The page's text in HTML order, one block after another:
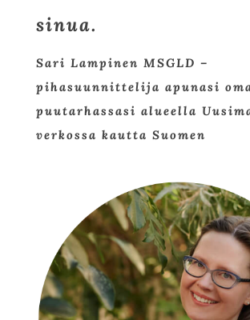
sinua.
Sari Lampinen MSGLD –
pihasuunnittelija apunasi
puutarhassasi alueella
verkossa kautta Suomen